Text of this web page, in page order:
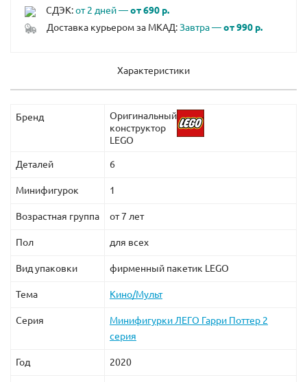
СДЭК:от 2 дней —от 690 р.
Доставка курьером за МКАД:Завтра —от 990 р.
Характеристики
Бренд
Оригинальный
конструктор
LEGO
Деталей 6
Минифигурок 1
Возрастная группа от 7 лет
Пол для всех
Вид упаковки фирменный пакетик LEGO
Тема Кино/Мульт
Серия
Минифигурки ЛЕГО Гарри Поттер 2
серия
Год 2020